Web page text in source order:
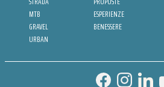
MTB
GRAVEL
URBAN
ESPERIENZE
BENESSERE